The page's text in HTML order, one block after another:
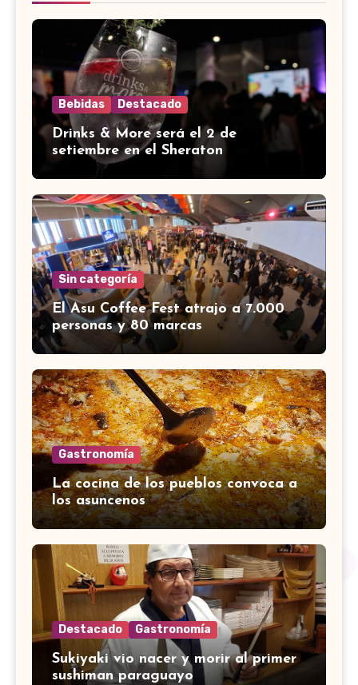
Bebidas Destacado
Drinks & More será el 2 de
setiembre en el Sheraton
Sin categoría
El Asu Coffee Fest atrajo a 7.000
personas y 80 marcas
Gastronomía
La cocina de los pueblos convoca a
los asuncenos
Destacado Gastronomía
Sukiyaki vio nacer y morir al primer
sushiman paraguayo